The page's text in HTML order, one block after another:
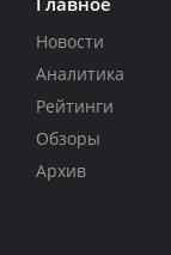
Новости
Аналитика
Рейтинги
Обзоры
Архив